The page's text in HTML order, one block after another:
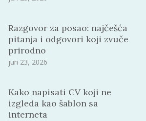
Razgovor za posao: najčešća
pitanja i odgovori koji zvuče
prirodno
jun 23, 2026
Kako napisati CV koji ne
izgleda kao šablon sa
interneta